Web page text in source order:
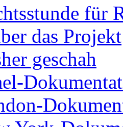
für
das Projekt
geschah